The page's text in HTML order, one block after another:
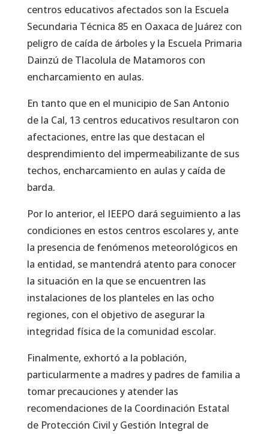
centros educativos afectados son la Escuela
Secundaria Técnica 85 en Oaxaca de Juárez con
peligro de caída de árboles y la Escuela Primaria
Dainzú de Tlacolula de Matamoros con
encharcamiento en aulas.
En tanto que en el municipio de San Antonio
de la Cal, 13 centros educativos resultaron con
afectaciones, entre las que destacan el
desprendimiento del impermeabilizante de sus
techos, encharcamiento en aulas y caída de
barda.
Por lo anterior, el IEEPO dará seguimiento a las
condiciones en estos centros escolares y, ante
la presencia de fenómenos meteorológicos en
la entidad, se mantendrá atento para conocer
la situación en la que se encuentren las
instalaciones de los planteles en las ocho
regiones, con el objetivo de asegurar la
integridad física de la comunidad escolar.
Finalmente, exhortó a la población,
particularmente a madres y padres de familia a
tomar precauciones y atender las
recomendaciones de la Coordinación Estatal
de Protección Civil y Gestión Integral de